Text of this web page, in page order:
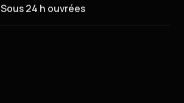
Sous 24 h ouvrées